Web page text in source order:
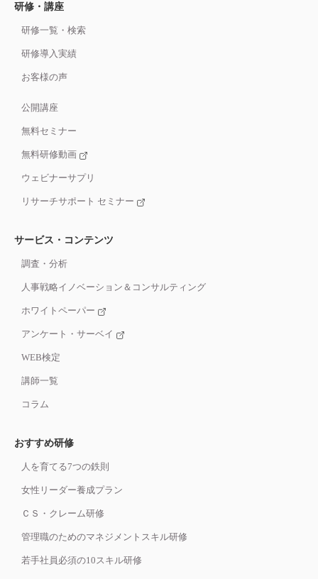
研修・講座
研修一覧・検索
研修導入実績
お客様の声
公開講座
無料セミナー
無料研修動画
ウェビナーサプリ
リサーチサポート セミナー
サービス・コンテンツ
調査・分析
人事戦略イノベーション＆コンサルティング
ホワイトペーパー
アンケート・サーベイ
WEB検定
講師一覧
コラム
おすすめ研修
人を育てる7つの鉄則
女性リーダー養成プラン
ＣＳ・クレーム研修
管理職のためのマネジメントスキル研修
若手社員必須の10スキル研修